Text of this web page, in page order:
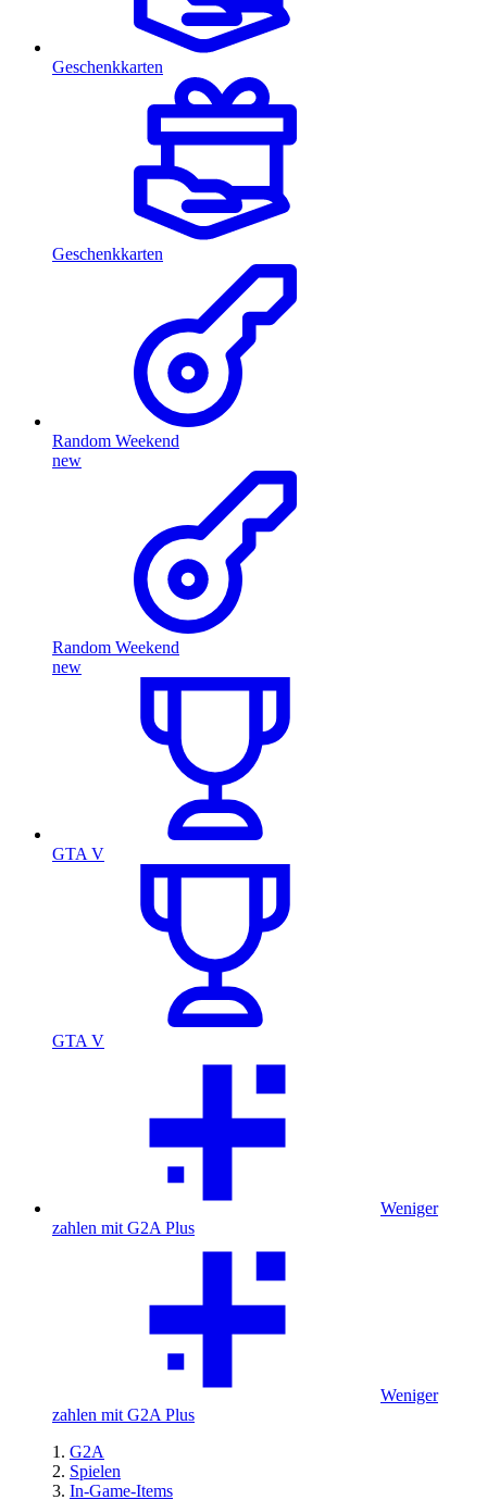
Geschenkkarten
Geschenkkarten
Random Weekend
new
Random Weekend
new
GTA V
GTA V
Weniger
zahlen mit G2A Plus
Weniger
zahlen mit G2A Plus
G2A
Spielen
In-Game-Items